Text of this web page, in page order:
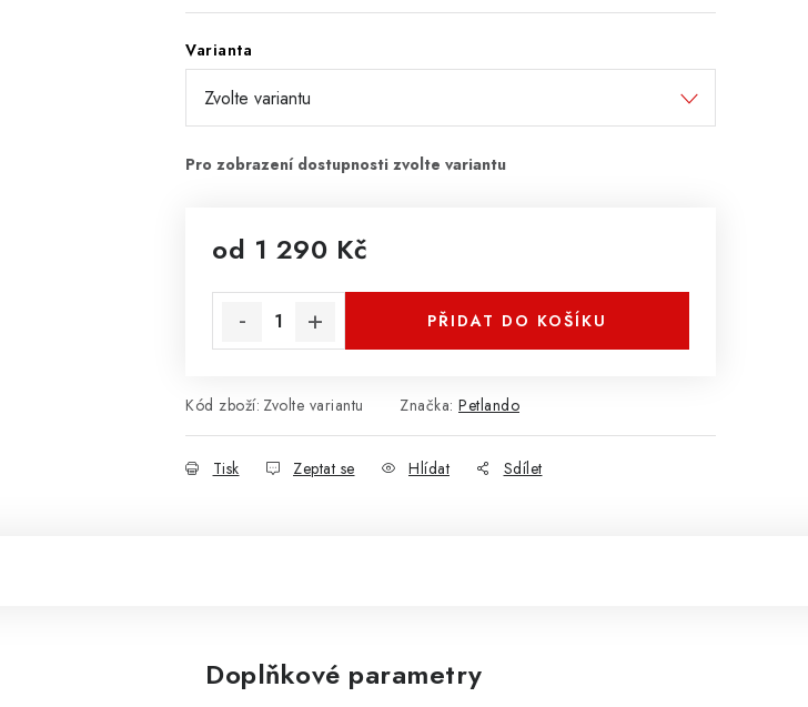
Varianta
od 1 290 Kč
PŘIDAT DO KOŠÍKU
Kód zboží: Zvolte variantu Značka: Petlando
Tisk Zeptat se Hlídat Sdílet
Doplňkové parametry